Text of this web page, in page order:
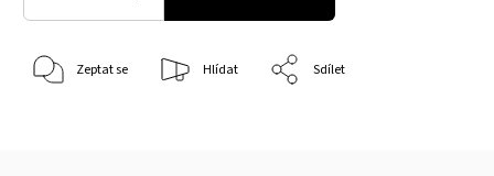
Zeptat se Hlídat Sdílet